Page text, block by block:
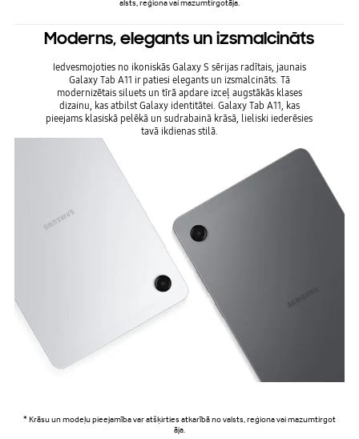
alsts, reģiona vai mazumtirgotāja.
Moderns, elegants un izsmalcināts
Iedvesmojoties no ikoniskās Galaxy S sērijas radītais, jaunais
Galaxy Tab A11 ir patiesi elegants un izsmalcināts. Tā
modernizētais siluets un tīrā apdare izceļ augstākās klases
dizainu, kas atbilst Galaxy identitātei. Galaxy Tab A11, kas
pieejams klasiskā pelēkā un sudrabainā krāsā, lieliski iederēsies
tavā ikdienas stilā.
* Krāsu un modeļu pieejamība var atšķirties atkarībā no valsts, reģiona vai mazumtirgot
āja.